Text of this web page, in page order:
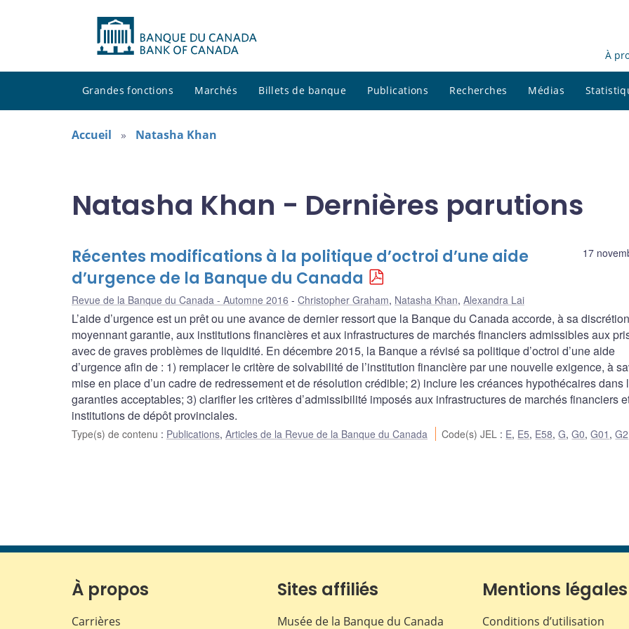
À
Grandes fonctions Marchés Billets de banque Publications Recherches Médias
Accueil Natasha Khan
Natasha Khan - Dernières parutions
17
Récentes modifications à la politique d’octroi d’une aide
d’urgence de la Banque du Canada
Revue de la Banque du Canada - Automne 2016 Christopher Graham, Natasha Khan, Alexandra Lai
L’aide d’urgence est un prêt ou une avance de dernier ressort que la Banque du Canada accorde, à sa
moyennant garantie, aux institutions financières et aux infrastructures de marchés financiers admissibles aux
avec de graves problèmes de liquidité. En décembre 2015, la Banque a révisé sa politique d’octroi d’une aide
d’urgence afin de : 1) remplacer le critère de solvabilité de l’institution financière par une nouvelle exigence, à
mise en place d’un cadre de redressement et de résolution crédible; 2) inclure les créances hypothécaires dans
garanties acceptables; 3) clarifier les critères d’admissibilité imposés aux infrastructures de marchés financiers
institutions de dépôt provinciales.
Type(s) de contenu : Publications, Articles de la Revue de la Banque du Canada Code(s) JEL : E, E5, E58,G,G0,G01 ,G2
À propos
Carrières
Sites affiliés
Musée de la Banque du Canada
Mentions légales
Conditions d’utilisation